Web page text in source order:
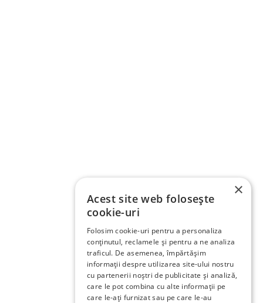
×
Acest site web folosește
cookie-uri
Folosim cookie-uri pentru a personaliza
conținutul, reclamele și pentru a ne analiza
traficul. De asemenea, împărtășim
informații despre utilizarea site-ului nostru
cu partenerii noștri de publicitate și analiză,
care le pot combina cu alte informații pe
care le-ați furnizat sau pe care le-au